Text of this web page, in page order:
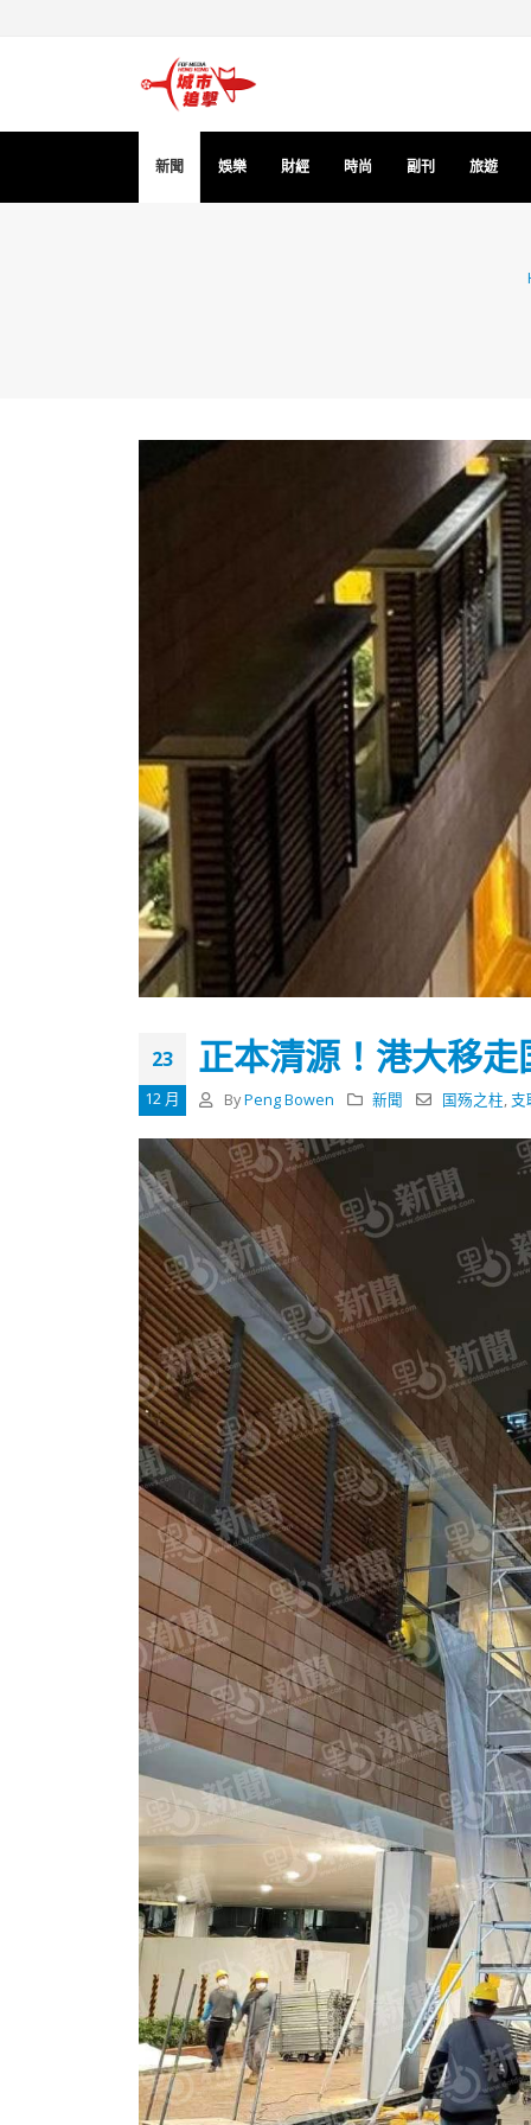
新聞 娛樂 財經 時尚 副刊 旅遊
23
12 月
正本清源！港大移走
By Peng Bowen 新聞 国殇之柱, 支
香港全港各区工商联永远名誉
(深圳)乡村振兴产业博览会开幕
式
2023-12-18
向均羚：打破美西方政治破壞 積極投入
1210區議會選舉
2023-12-02
選舉日踴躍投票
2023-11-30
選舉日
抹黑
2023-